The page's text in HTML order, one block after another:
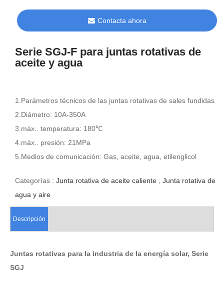
Contacta ahora
Serie SGJ-F para juntas rotativas de
aceite y agua
1.Parámetros técnicos de las juntas rotativas de sales fundidas
2.Diámetro: 10A-350A
3.máx.. temperatura: 180℃
4.máx.. presión: 21MPa
5.Medios de comunicación: Gas, aceite, agua, etilenglicol
Categorías : Junta rotativa de aceite caliente
Junta rotativa de
agua y aire
Descripción
Juntas rotativas para la industria de la energía solar, Serie
SGJ